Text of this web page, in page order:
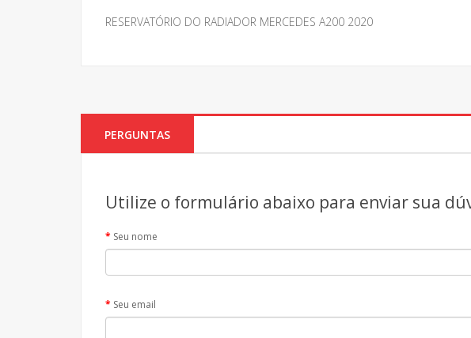
RESERVATÓRIO DO RADIADOR MERCEDES A200 2020
PERGUNTAS
Utilize o formulário abaixo para enviar sua
Seu nome
Seu email